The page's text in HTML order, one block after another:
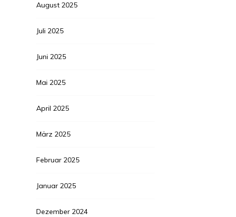
August 2025
Juli 2025
Juni 2025
Mai 2025
April 2025
März 2025
Februar 2025
Januar 2025
Dezember 2024